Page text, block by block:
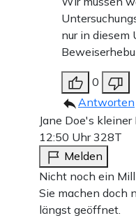
nur in diesem
0
Antworten
Jane Doe's kleiner
12:50 Uhr328T
Melden
Nicht noch ein
Sie machen doch
längst geöffnet.